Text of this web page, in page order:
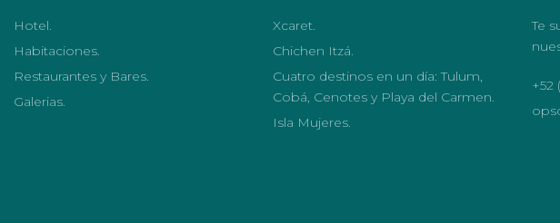
Hotel.
Habitaciones.
Restaurantes y Bares.
Galerias.
Xcaret.
Chichen Itzá.
Cuatro destinos en un día: Tulum,
Cobá, Cenotes y Playa del Carmen.
Isla Mujeres.
Te
+52